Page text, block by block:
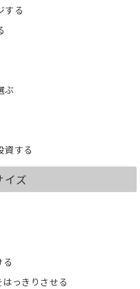
する
ぶ
資する
イズ
る
はっきりさせる